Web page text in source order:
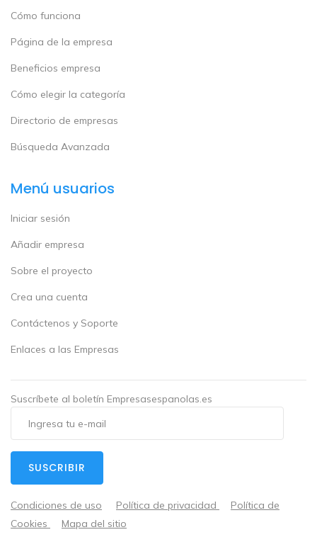
Cómo funciona
Página de la empresa
Beneficios empresa
Cómo elegir la categoría
Directorio de empresas
Búsqueda Avanzada
Menú usuarios
Iniciar sesión
Añadir empresa
Sobre el proyecto
Crea una cuenta
Contáctenos y Soporte
Enlaces a las Empresas
Suscríbete al boletín Empresasespanolas.es
Condiciones de uso Política de privacidad
Política de
Cookies
Mapa del sitio
SUSCRIBIR